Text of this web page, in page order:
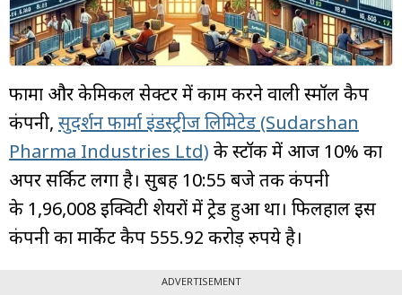
फार्मा और केमिकल सेक्टर में काम करने वाली स्मॉल कैप
कंपनी, सुदर्शन फार्मा इंडस्ट्रीज लिमिटेड (Sudarshan
Pharma Industries Ltd) के स्टॉक में आज 10% का
अपर सर्किट लगा है। सुबह 10:55 बजे तक कंपनी
के 1,96,008 इक्विटी शेयरों में ट्रेड हुआ था। फिलहाल इस
कंपनी का मार्केट कैप 555.92 करोड़ रुपये है।
ADVERTISEMENT